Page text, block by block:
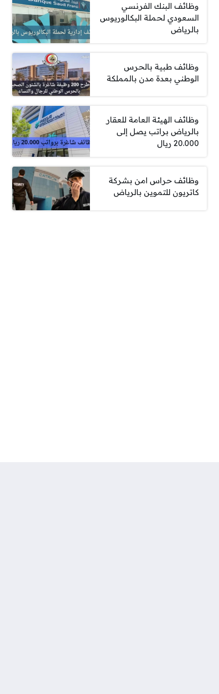
وظائف البنك الفرنسي
السعودي لحملة البكالوريوس
بالرياض
وظائف طبية بالحرس
الوطني بعدة مدن بالمملكة
وظائف الهيئة العامة للعقار
بالرياض براتب يصل إلى
20.000 ريال
وظائف حراس امن بشركة
كاتريون للتموين بالرياض